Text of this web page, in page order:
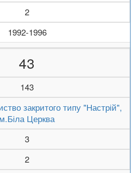
2
1992-1996
43
143
закритого типу "Настрій",
м.Біла Церква
3
2